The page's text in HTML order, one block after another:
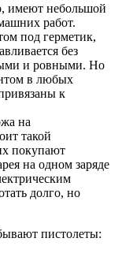
имеют небольшой
работ.
под герметик,
без
и ровными. Но
в любых
к
на
такой
покупают
на одном заряде
долго, но
пистолеты: